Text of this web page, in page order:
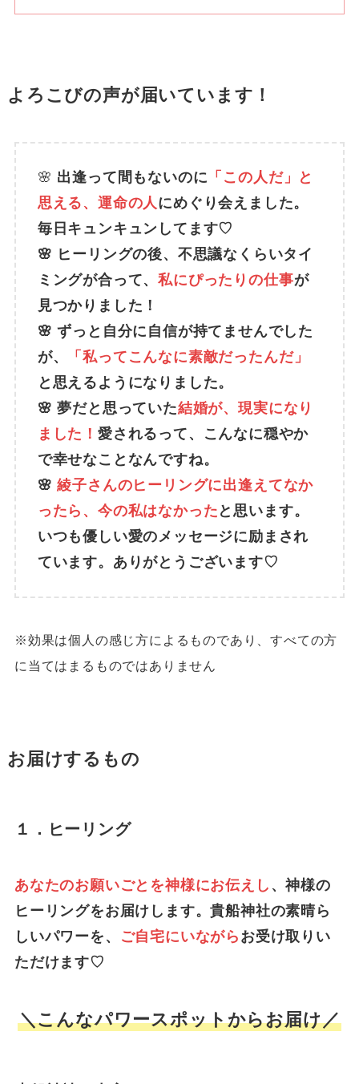
よろこびの声が届いています！
🌸 出逢って間もないのに 「この人だ」と
思える、運命の人にめぐり会えました。
毎日キュンキュンしてます♡
🌸 ヒーリングの後、不思議なくらいタイ
ミングが合って、私にぴったりの仕事が
見つかりました！
🌸 ずっと自分に自信が持てませんでした
が、
「私ってこんなに素敵だったんだ」
と思えるようになりました。
🌸 夢だと思っていた結婚が、現実になり
ました！愛されるって、こんなに穏やか
で幸せなことなんですね。
🌸綾子さんのヒーリングに出逢えてなか
ったら、今の私はなかった と思います。
いつも優しい愛のメッセージに励まされ
ています。ありがとうございます♡
※効果は個人の感じ方によるものであり、すべての方
に当てはまるものではありません
お届けするもの
１．ヒーリング
あなたのお願いごとを神様にお伝えし 、神様の
ヒーリングをお届けします。貴船神社の素晴ら
しいパワーを、
ご自宅にいながら お受け取りい
ただけます♡
＼こんなパワースポットからお届け／